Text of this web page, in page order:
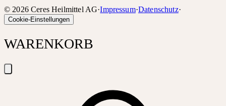
© 2026 Ceres Heilmittel AG·Impressum·Datenschutz·
Cookie-Einstellungen
WARENKORB